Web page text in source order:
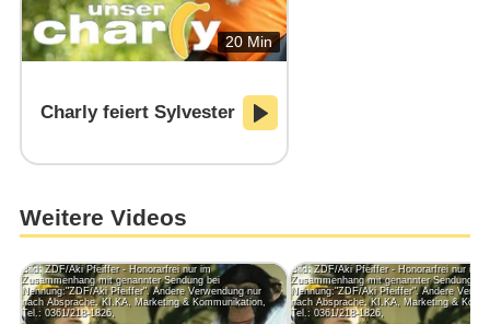
20 Min
Charly feiert Sylvester
Weitere Videos
Bild: ZDF/Aki Pfeiffer - Honorarfrei nur im
Zusammenhang mit genannter Sendung bei
Nennung:"ZDF/Aki Pfeiffer". Andere Verwendung nur
nach Absprache. KI.KA, Marketing & Kommunikation,
Tel.: 0361/218-1826,
Bild: ZDF/Aki Pfeiffer - Honorarfrei nur im
Zusammenhang mit genannter Sendung bei
Nennung:"ZDF/Aki Pfeiffer". Andere
nach Absprache. KI.KA, Marketing &
Tel.: 0361/218-1826,